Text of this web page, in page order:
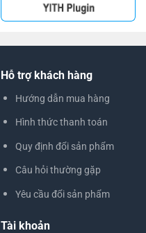
Hỗ trợ khách hàng
Hướng dẫn mua hàng
Hình thức thanh toán
Quy định đổi sản phẩm
Câu hỏi thường gặp
Yêu cầu đổi sản phẩm
Tài khoản